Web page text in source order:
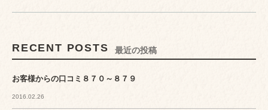
RECENT POSTS 最近の投稿
お客様からの口コミ８７０～８７９
2016.02.26